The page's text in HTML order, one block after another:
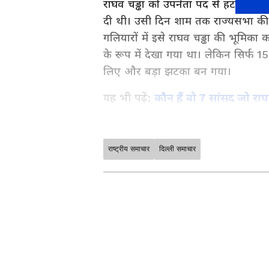
राघव चड्ढा को उपनेता पद से हटाने
दी थी। उसी दिन शाम तक राज्यसभा
गलियारों में इसे राघव चड्ढा की
के रूप में देखा गया था। लेकिन सिर्फ 15
लिए और बड़ा झटका बन गया।
यह भी पढ़ें: कौन हैं वो 7 सांसद जो
Asianet News Hindi पर पढ़ें
राष्ट्रीय समाचार दिल्ली समाचार